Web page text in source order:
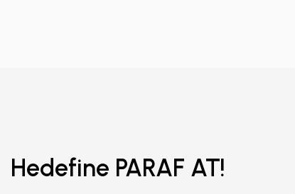
Hedefine PARAF AT!